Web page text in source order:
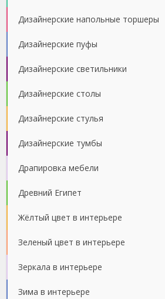
Дизайнерские напольные торшеры
Дизайнерские пуфы
Дизайнерские светильники
Дизайнерские столы
Дизайнерские стулья
Дизайнерские тумбы
Драпировка мебели
Древний Египет
Жёлтый цвет в интерьере
Зеленый цвет в интерьере
Зеркала в интерьере
Зима в интерьере